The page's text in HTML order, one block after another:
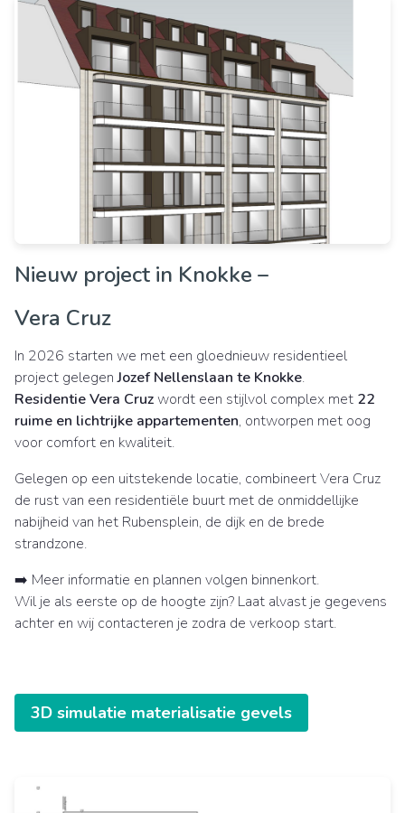
Nieuw project in Knokke –
Vera Cruz
In 2026 starten we met een gloednieuw residentieel
project gelegenJozef Nellenslaan te Knokke.
Residentie Vera Cruzwordt een stijlvol complex met 22
ruime en lichtrijke appartementen, ontworpen met oog
voor comfort en kwaliteit.
Gelegen op een uitstekende locatie, combineert Vera Cruz
de rust van een residentiële buurt met de onmiddellijke
nabijheid van het Rubensplein, de dijk en de brede
strandzone.
➡️ Meer informatie en plannen volgen binnenkort.
Wil je als eerste op de hoogte zijn? Laat alvast je gegevens
achter en wij contacteren je zodra de verkoop start.
3D simulatie materialisatie gevels